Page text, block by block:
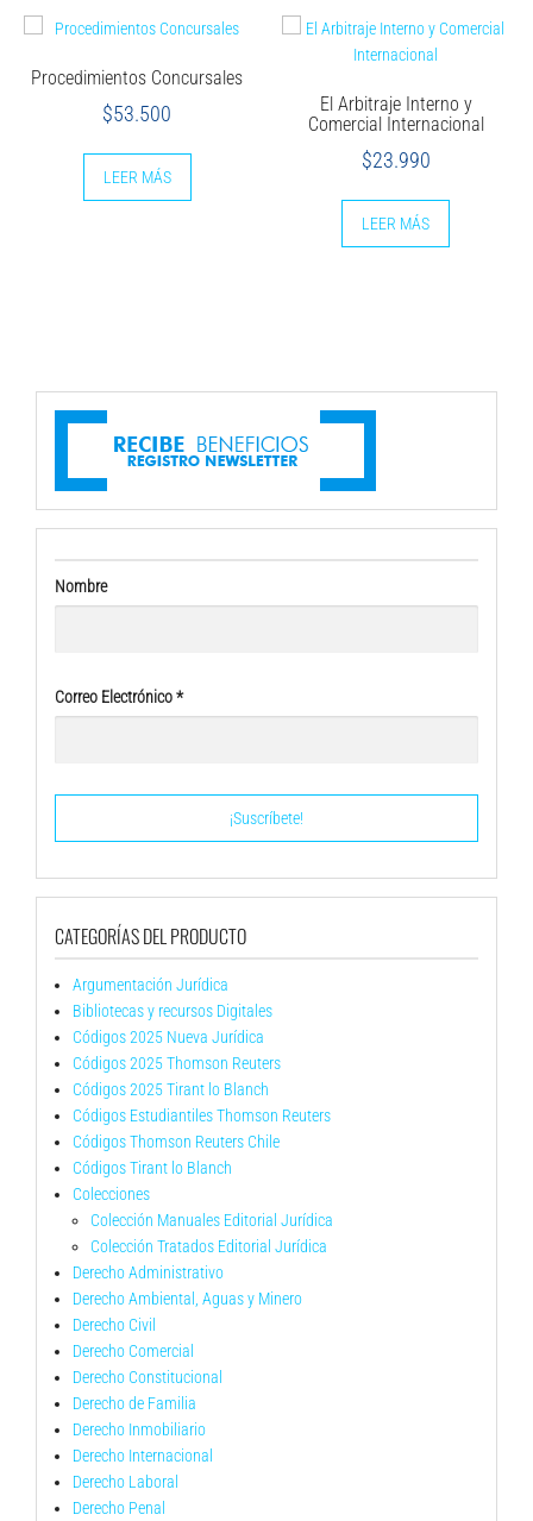
Procedimientos Concursales
$53.500
LEER MÁS
El Arbitraje Interno y
Comercial Internacional
$23.990
LEER MÁS
Nombre
Correo Electrónico*
CATEGORÍAS DEL PRODUCTO
Argumentación Jurídica
Bibliotecas y recursos Digitales
Códigos 2025 Nueva Jurídica
Códigos 2025 Thomson Reuters
Códigos 2025 Tirant lo Blanch
Códigos Estudiantiles Thomson Reuters
Códigos Thomson Reuters Chile
Códigos Tirant lo Blanch
Colecciones
Colección Manuales Editorial Jurídica
Colección Tratados Editorial Jurídica
Derecho Administrativo
Derecho Ambiental, Aguas y Minero
Derecho Civil
Derecho Comercial
Derecho Constitucional
Derecho de Familia
Derecho Inmobiliario
Derecho Internacional
Derecho Laboral
Derecho Penal